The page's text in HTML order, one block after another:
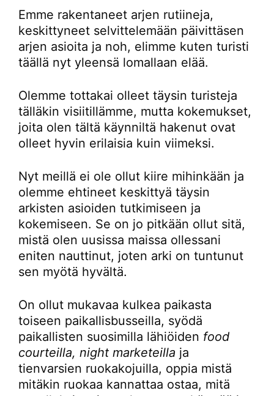
Emme rakentaneet arjen rutiineja,
keskittyneet selvittelemään päivittäsen
arjen asioita ja noh, elimme kuten turisti
täällä nyt yleensä lomallaan elää.
Olemme tottakai olleet täysin turisteja
tälläkin visiitillämme, mutta kokemukset,
joita olen tältä käynniltä hakenut ovat
olleet hyvin erilaisia kuin viimeksi.
Nyt meillä ei ole ollut kiire mihinkään ja
olemme ehtineet keskittyä täysin
arkisten asioiden tutkimiseen ja
kokemiseen. Se on jo pitkään ollut sitä,
mistä olen uusissa maissa ollessani
eniten nauttinut, joten arki on tuntunut
sen myötä hyvältä.
On ollut mukavaa kulkea paikasta
toiseen paikallisbusseilla, syödä
paikallisten suosimilla lähiöiden food
courteilla, night marketeilla ja
tienvarsien ruokakojuilla, oppia mistä
mitäkin ruokaa kannattaa ostaa, mitä